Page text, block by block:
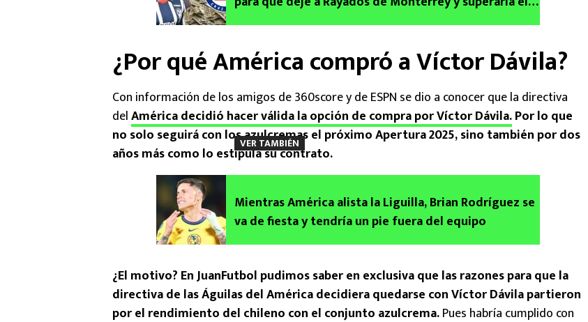
del América
¿Por qué América compró a Víctor Dávila?
Con información de los amigos de 360score y de ESPN se dio a conocer que la directiva
delAmérica decidió hacer válida la opción de compra por Víctor Dávila.Por lo que
no solo seguirá con los azulcremas el próximo Apertura 2025, sino también por dos
años más como lo estipula su contrato.
VER TAMBIÉN
Mientras América alista la Liguilla, Brian Rodríguez se
va de fiesta y tendría un pie fuera del equipo
¿El motivo? En JuanFutbol pudimos saber en exclusiva que las razones para que la
directiva de las Águilas del América decidiera quedarse con Víctor Dávila partieron
por el rendimiento del chileno con el conjunto azulcrema.Pues habría cumplido con